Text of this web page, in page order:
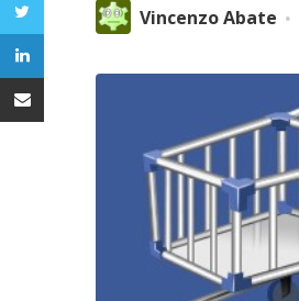
Vincenzo Abate
LinkedIn
Condividi via email